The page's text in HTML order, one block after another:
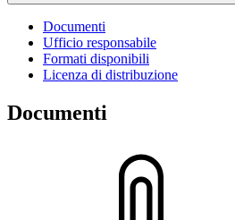
Documenti
Ufficio responsabile
Formati disponibili
Licenza di distribuzione
Documenti